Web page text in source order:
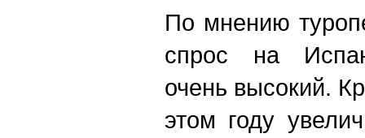
По мнению
спрос на
очень высокий.
этом году